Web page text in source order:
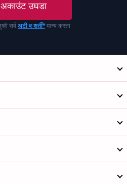
उघडा
सर्व अटी व शर्ती*मान्य करता